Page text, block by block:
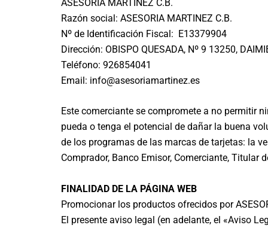
ASESORIA MARTINEZ C.B.
Razón social: ASESORIA MARTINEZ C.B.
Nº de Identificación Fiscal: E13379904
Dirección: OBISPO QUESADA, Nº 9 13250,
Teléfono: 926854041
Email: info@asesoriamartinez.es
Este comerciante se compromete a no permitir
pueda o tenga el potencial de dañar la buena
de los programas de las marcas de tarjetas: la
Comprador, Banco Emisor, Comerciante, Titular
FINALIDAD DE LA PÁGINA WEB
Promocionar los productos ofrecidos por
El presente aviso legal (en adelante, el «Aviso